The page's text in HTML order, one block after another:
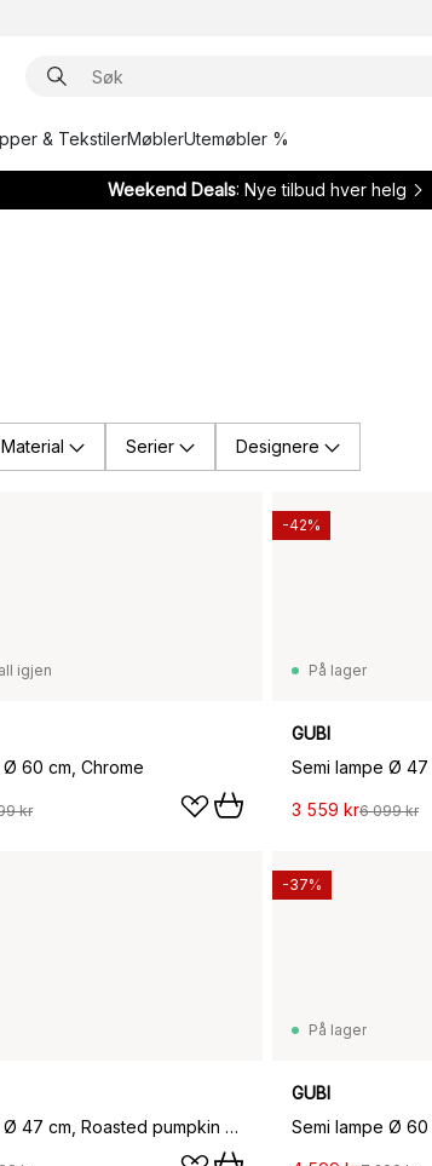
& TekstilerMøblerUtemøbler %
Weekend Deals: Nye tilbud hver helg
Material Serier Designere
igjen
Ø 60 cm, Chrome
kr
På lager
GUBI
Semi lampe Ø 47
3 559 kr6 099 kr
-42%
Semi lampe Ø 47 cm, Roasted pumpkin glossy
På lager
GUBI
Semi lampe Ø
-37%